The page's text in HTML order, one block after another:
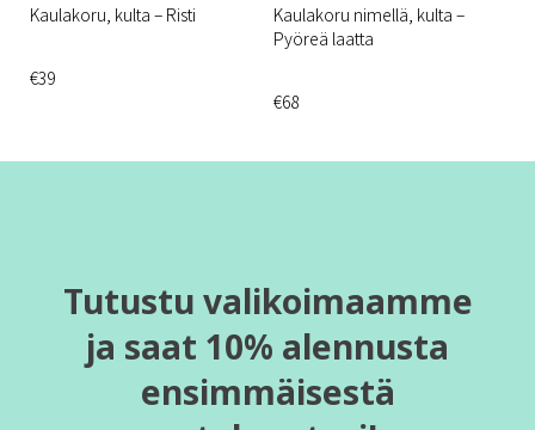
Kaulakoru, kulta – Risti
€39
Kaulakoru nimellä, kulta –
Pyöreä laatta
€68
Tutustu valikoimaamme
ja saat 10% alennusta
ensimmäisestä